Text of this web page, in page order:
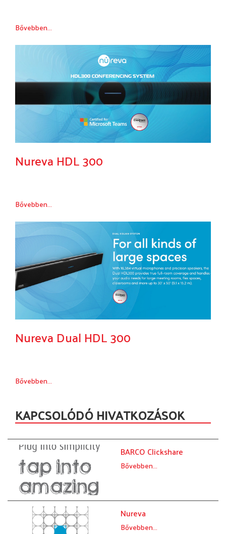
Bővebben...
Nureva HDL 300
Bővebben...
Nureva Dual HDL 300
Bővebben...
KAPCSOLÓDÓ HIVATKOZÁSOK
BARCO Clickshare
Bővebben...
Nureva
Bővebben...